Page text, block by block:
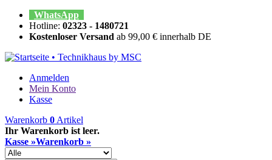
WhatsApp
Hotline: 02323 - 1480721
Kostenloser Versand ab 99,00 € innerhalb DE
Anmelden
Mein Konto
Kasse
Warenkorb 0 Artikel
Ihr Warenkorb ist leer.
Kasse »Warenkorb »